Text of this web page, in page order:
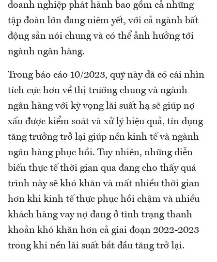
doanh nghiệp phát hành bao gồm cả những
tập đoàn lớn đang niêm yết, với cả ngành bất
động sản nói chung và có thể ảnh hưởng tới
ngành ngân hàng.
Trong báo cáo 10/2023, quỹ này đã có cái nhìn
tích cực hơn về thị trường chung và ngành
ngân hàng với kỳ vọng lãi suất hạ sẽ giúp nợ
xấu được kiểm soát và xử lý hiệu quả, tín dụng
tăng trưởng trở lại giúp nền kinh tế và ngành
ngân hàng phục hồi. Tuy nhiên, những diễn
biến thực tế thời gian qua đang cho thấy quá
trình này sẽ khó khăn và mất nhiều thời gian
hơn khi kinh tế thực phục hồi chậm và nhiều
khách hàng vay nợ đang ở tình trạng thanh
khoản khó khăn hơn cả giai đoạn 2022-2023
trong khi nền lãi suất bắt đầu tăng trở lại.